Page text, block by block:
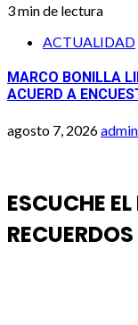
3 min de lectura
ACTUALIDAD
MARCO BONILLA
ACUERD A
agosto 7, 2026admin
ESCUCHE
RECUERDOS